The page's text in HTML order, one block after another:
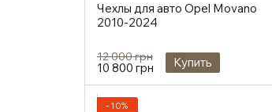
Чехлы для авто Opel Movano
2010-2024
12 000 грн
10 800 грн Купить
−10%